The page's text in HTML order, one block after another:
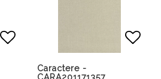
Lägg till i favoritlistan
Caractere -